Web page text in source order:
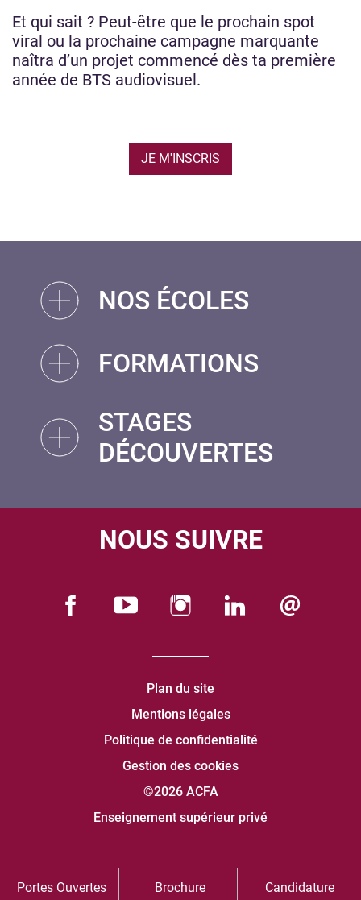
Et qui sait ? Peut-être que le prochain spot
viral ou la prochaine campagne marquante
naîtra d’un projet commencé dès ta première
année de BTS audiovisuel.
JE M'INSCRIS
NOS ÉCOLES
FORMATIONS
STAGES
DÉCOUVERTES
NOUS SUIVRE
Plan du site
Mentions légales
Politique de confidentialité
Gestion des cookies
©2026 ACFA
Enseignement supérieur privé
Portes Ouvertes Brochure Candidature